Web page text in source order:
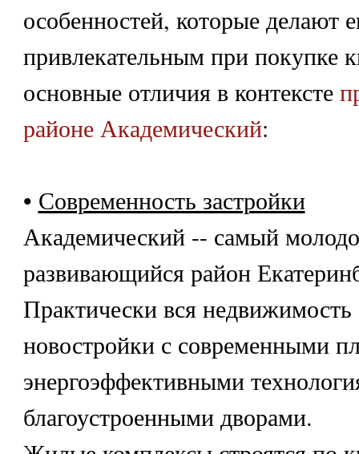
особенностей, которые делают
привлекательным при покупке
основные отличия в контексте
районе Академический:
• Современность застройки
Академический -- самый
развивающийся район
Практически вся недвижимость
новостройки с современными
энергоэффективными
благоустроенными дворами.